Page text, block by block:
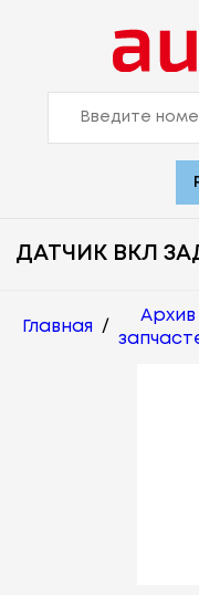
ДАТЧИК ВКЛ
Главная /
Архив